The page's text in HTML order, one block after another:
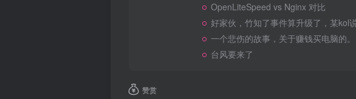
OpenLiteSpeed vs Nginx 对比
好家伙，竹知了事件算升级了，某kol
一个悲伤的故事，关于赚钱买电脑的。
台风要来了
赞赏